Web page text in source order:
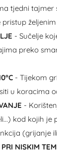
tjedni tajmer
- Sučelje
preko
- Tijekom
u koracima
-
kod kojih
(grijanje
NISKIM